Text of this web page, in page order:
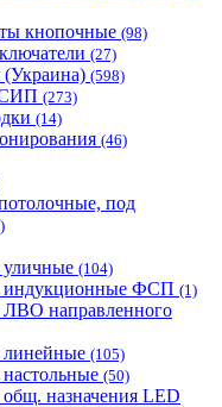
кнопочные (98)
(27)
(598)
СИП (273)
(14)
(46)
под
(104)
индукционные ФСП (1)
направленного
линейные (105)
(50)
назначения LED